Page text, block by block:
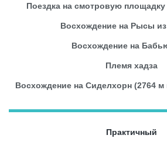
Поездка на смотровую
Восхождение на Рысы
Восхождение на
Племя хадза
Восхождение на Сиделхорн (2764
Практичный